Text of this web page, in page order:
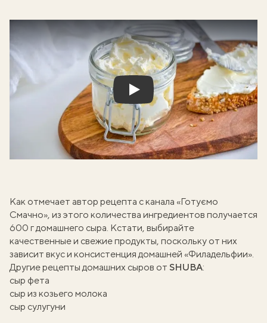
Play
Как отмечает автор рецепта с канала «Готуємо
Смачно», из этого количества ингредиентов получается
600 г домашнего сыра. Кстати, выбирайте
качественные и свежие продукты, поскольку от них
зависит вкус и консистенция домашней «Филадельфии».
Другие рецепты домашних сыров от SHUBA:
сыр фета
сыр из козьего молока
сыр сулугуни